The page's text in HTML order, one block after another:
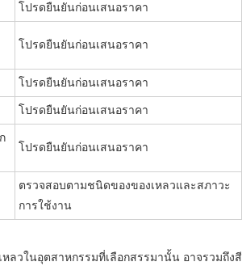
โปรดยืนยันก่อนเสนอราคา
โปรดยืนยันก่อนเสนอราคา
โปรดยืนยันก่อนเสนอราคา
โปรดยืนยันก่อนเสนอราคา
โปรดยืนยันก่อนเสนอราคา
ตรวจสอบตามชนิดของของเหลวและสภาวะ
การใช้งาน
หลวในอุตสาหกรรมที่เลือกสรรมานั้น อาจรวมถึงสี